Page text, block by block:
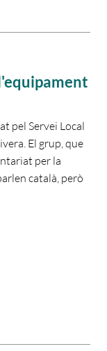
pel Servei Local
El grup, que
per la
català, però